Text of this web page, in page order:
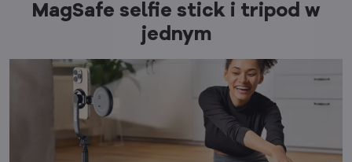
MagSafe selfie stick i tripod w
jednym